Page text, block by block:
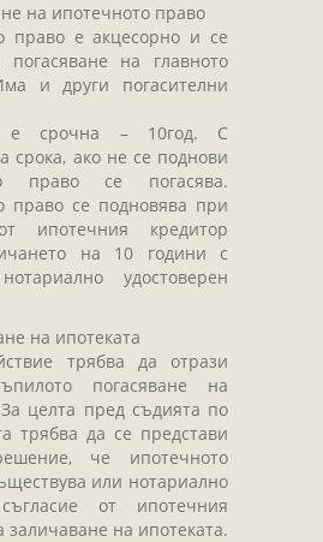
на ипотечното право
право е акцесорно и се
погасяване на главното
и други погасителни
е срочна – 10год. С
срока, ако не се поднови
право се погасява.
право се подновява при
ипотечния кредитор
на 10 години с
удостоверен
на ипотеката
трябва да отрази
погасяване на
За целта пред съдията по
трябва да се представи
че ипотечното
или нотариално
от ипотечния
заличаване на ипотеката.